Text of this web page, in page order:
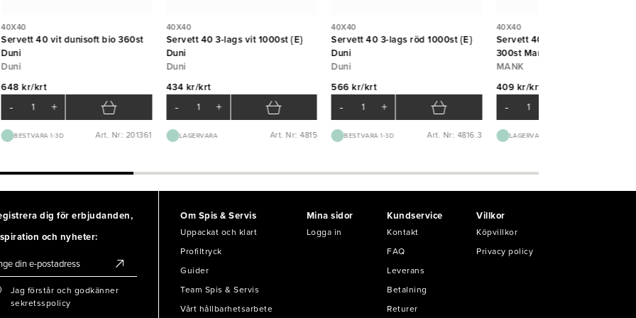
40X40
Servett 40 vit dunisoft bio 360st
Duni
Duni
648 kr/krt
- +
BEST.VARA 1-3D Art. Nr: 201361
40X40
Servett 40 3-lags vit 1000st {E}
Duni
Duni
434 kr/krt
- +
LAGERVARA Art. Nr: 4815
40X40
Servett 40 3-lags röd 1000st {E}
Duni
Duni
566 kr/krt
- +
BEST.VARA 1-3D Art. Nr: 4816.3
40X40
Servett 40 Vit pocket Linclass
300st Mank
MANK
409 kr/krt
-
LAGERVARA
dig för erbjudanden,
och nyheter:
Jag förstår och godkänner
sekretsspolicy
Om Spis & Servis
Uppackat och klart
Profiltryck
Guider
Team Spis & Servis
Vårt hållbarhetsarbete
Mina sidor
Logga in
Kundservice
Kontakt
FAQ
Leverans
Betalning
Returer
Villkor
Köpvillkor
Privacy policy